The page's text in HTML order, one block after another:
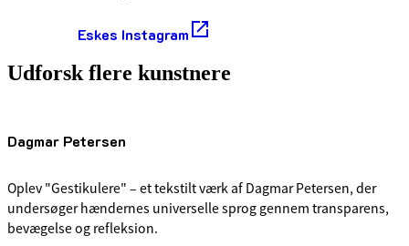
Eskes Instagram
Udforsk flere kunstnere
Dagmar Petersen
Oplev "Gestikulere" – et tekstilt værk af Dagmar Petersen, der
undersøger hændernes universelle sprog gennem transparens,
bevægelse og refleksion.